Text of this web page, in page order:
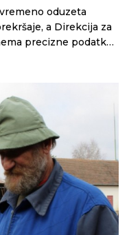
oduzeta
a Direkcija za
precizne podatke